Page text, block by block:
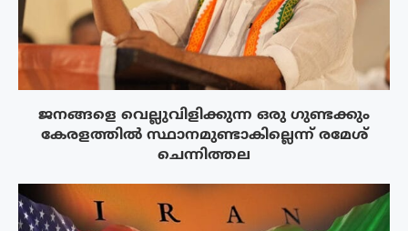
ജനങ്ങളെ വെല്ലുവിളിക്കുന്ന ഒരു ഗുണ്ടക്കും
കേരളത്തിൽ സ്ഥാനമുണ്ടാകില്ലെന്ന് രമേശ്
ചെന്നിത്തല